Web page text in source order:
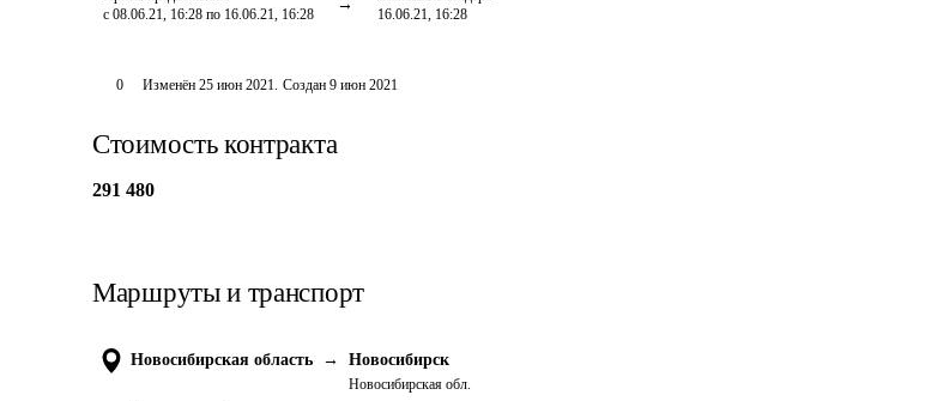
с 08.06.21, 16:28 по 16.06.21, 16:28
16.06.21, 16:28
0 Изменён 25 июн 2021. Создан 9 июн 2021
Стоимость контракта
291 480
Маршруты и транспорт
Новосибирская область → Новосибирск
Новосибирская обл.